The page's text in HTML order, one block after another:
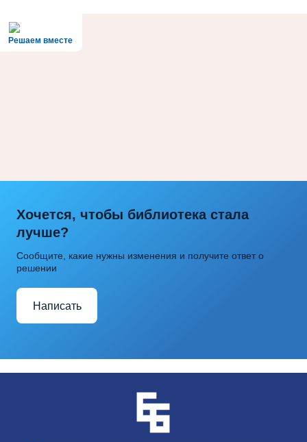
Решаем вместе
Хочется, чтобы библиотека стала
лучше?
Сообщите, какие нужны изменения и получите ответ о
решении
Написать